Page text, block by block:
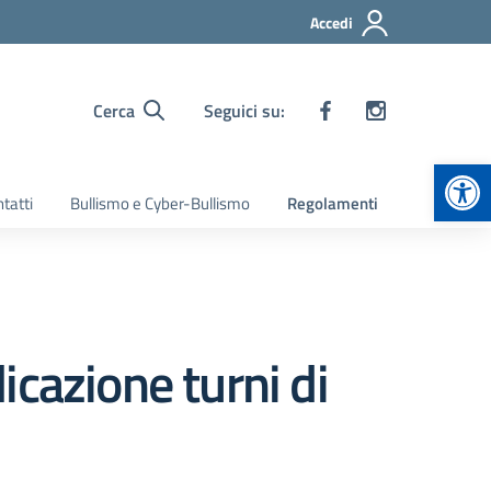
Accedi
Cerca Seguici su:
Bullismo e Cyber-Bullismo Regolamenti
turni di